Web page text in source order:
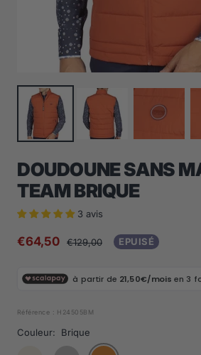
DOUDOUNE SANS
TEAM BRIQUE
3 avis
Prix
vente
€64,50
Prix
€129,00 EPUISÉ
Référence : H24505BM
Couleur: Brique